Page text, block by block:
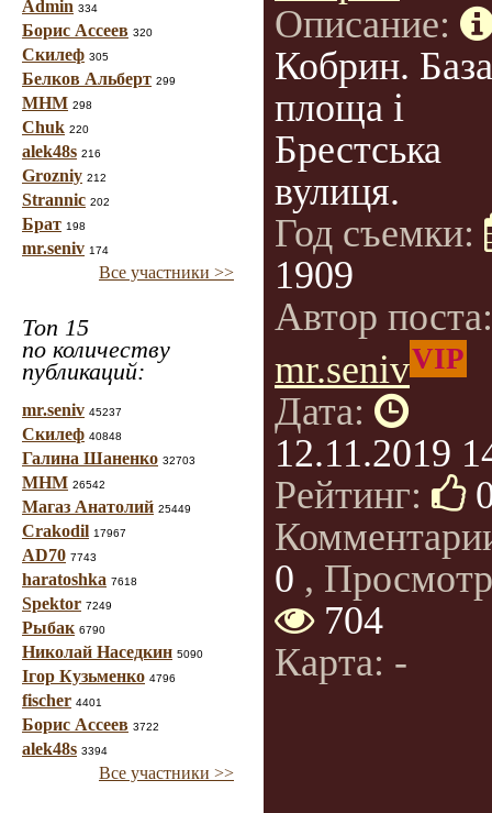
Admin 334
Борис Ассеев 320
Скилеф 305
Белков Альберт 299
МНМ 298
Chuk 220
alek48s 216
Grozniy 212
Strannic 202
Брат 198
mr.seniv 174
Все участники >>
Топ 15
по количеству
публикаций:
mr.seniv 45237
Скилеф 40848
Галина Шаненко 32703
МНМ 26542
Магаз Анатолий 25449
Crakodil 17967
AD70 7743
haratoshka 7618
Spektor 7249
Рыбак 6790
Николай Наседкин 5090
Ігор Кузьменко 4796
fischer 4401
Борис Ассеев 3722
alek48s 3394
Все участники >>
Описание:
Кобрин.
площа і
Брестська
вулиця.
Год съемки:
1909
Автор
mr.senivVIP
Дата:
12.11.2019
Рейтинг:
0 ,
704
Карта: -